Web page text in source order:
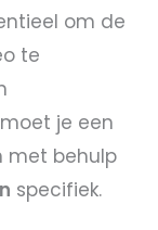
om de
te
je een
met behulp
specifiek.